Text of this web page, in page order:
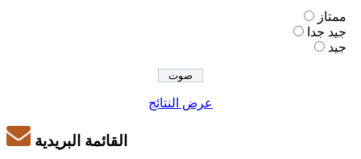
ممتاز
جيد جدا
جيد
عرض النتائج
القائمة البريدية